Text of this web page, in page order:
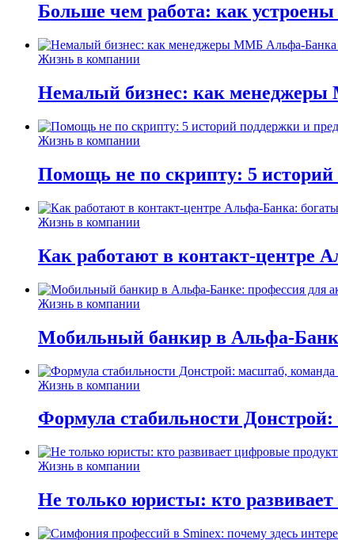
Больше чем работа: как
Жизнь в компании
Немалый бизнес: как
Жизнь в компании
Помощь не по скрипту: 5
Жизнь в компании
Как работают в контакт-центре
Жизнь в компании
Мобильный банкир в Альфа-
Жизнь в компании
Формула стабильности
Жизнь в компании
Не только юристы: кто